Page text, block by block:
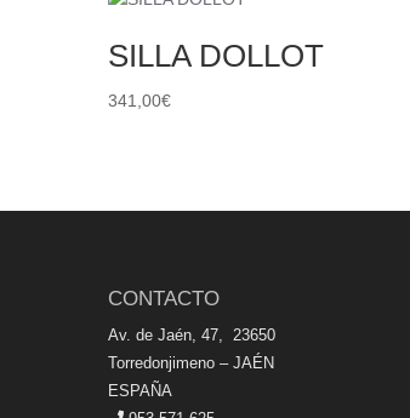
SILLA DOLLOT
341,00€
CONTACTO
Av. de Jaén, 47, 23650
Torredonjimeno – JAÉN
ESPAÑA